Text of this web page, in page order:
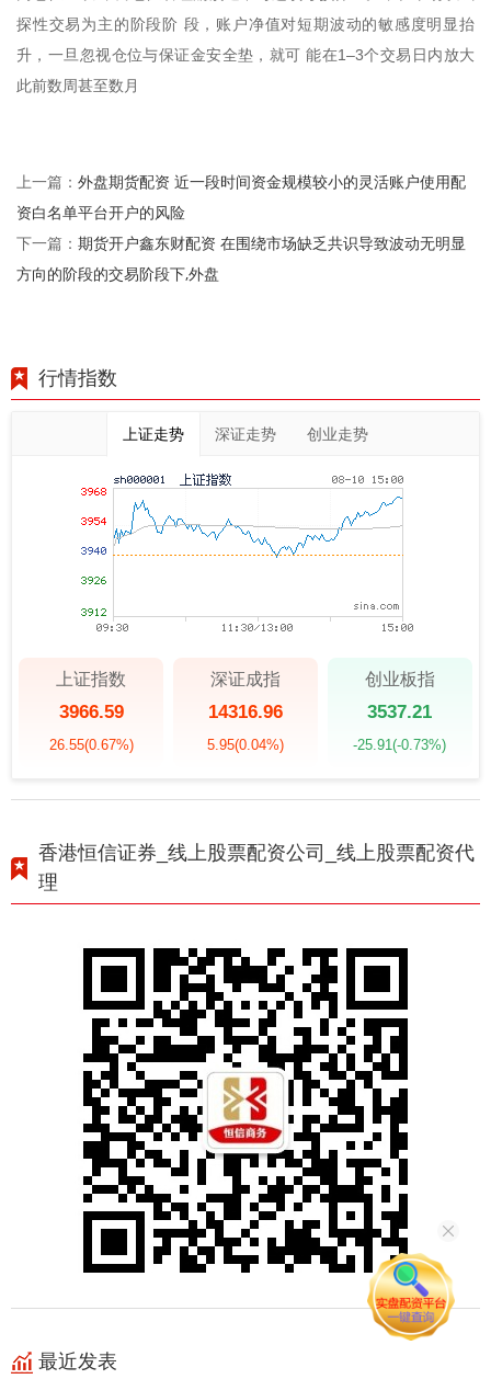
探性交易为主的阶段阶 段，账户净值对短期波动的敏感度明显抬
升，一旦忽视仓位与保证金安全垫，就可 能在1–3个交易日内放大
此前数周甚至数月
上一篇： 外盘期货配资 近一段时间资金规模较小的灵活账户使用配
资白名单平台开户的风险
下一篇： 期货开户鑫东财配资 在围绕市场缺乏共识导致波动无明显
方向的阶段的交易阶段下,外盘
行情指数
上证走势 深证走势 创业走势
上证指数
3966.59
26.55(0.67%)
深证成指
14316.96
5.95(0.04%)
创业板指
3537.21
-25.91(-0.73%)
香港恒信证券_线上股票配资公司_线上股票配资代
理
最近发表